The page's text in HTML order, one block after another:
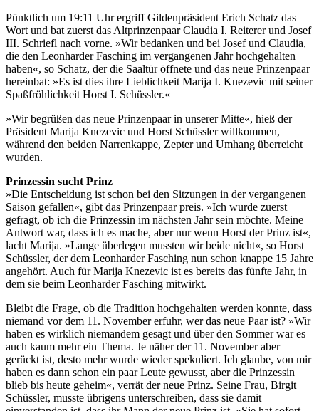
Pünktlich um 19:11 Uhr ergriff Gildenpräsident Erich Schatz das
Wort und bat zuerst das Altprinzenpaar Claudia I. Reiterer und Josef
III. Schriefl nach vorne. »Wir bedanken und bei Josef und Claudia,
die den Leonharder Fasching im vergangenen Jahr hochgehalten
haben«, so Schatz, der die Saaltür öffnete und das neue Prinzenpaar
hereinbat: »Es ist dies ihre Lieblichkeit Marija I. Knezevic mit seiner
Spaßfröhlichkeit Horst I. Schüssler.«
»Wir begrüßen das neue Prinzenpaar in unserer Mitte«, hieß der
Präsident Marija Knezevic und Horst Schüssler willkommen,
während den beiden Narrenkappe, Zepter und Umhang überreicht
wurden.
Prinzessin sucht Prinz
»Die Entscheidung ist schon bei den Sitzungen in der vergangenen
Saison gefallen«, gibt das Prinzenpaar preis. »Ich wurde zuerst
gefragt, ob ich die Prinzessin im nächsten Jahr sein möchte. Meine
Antwort war, dass ich es mache, aber nur wenn Horst der Prinz ist«,
lacht Marija. »Lange überlegen mussten wir beide nicht«, so Horst
Schüssler, der dem Leonharder Fasching nun schon knappe 15 Jahre
angehört. Auch für Marija Knezevic ist es bereits das fünfte Jahr, in
dem sie beim Leonharder Fasching mitwirkt.
Bleibt die Frage, ob die Tradition hochgehalten werden konnte, dass
niemand vor dem 11. November erfuhr, wer das neue Paar ist? »Wir
haben es wirklich niemandem gesagt und über den Sommer war es
auch kaum mehr ein Thema. Je näher der 11. November aber
gerückt ist, desto mehr wurde wieder spekuliert. Ich glaube, von mir
haben es dann schon ein paar Leute gewusst, aber die Prinzessin
blieb bis heute geheim«, verrät der neue Prinz. Seine Frau, Birgit
Schüssler, musste übrigens unterschreiben, dass sie damit